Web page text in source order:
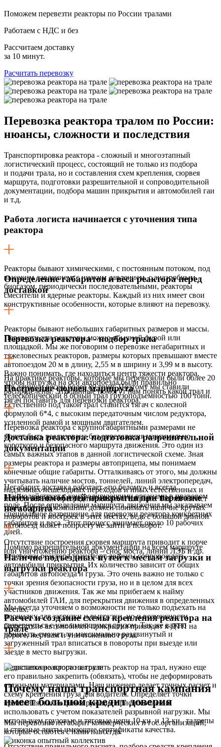
Поможем перевезти реакторы по России тралами
Работаем с НДС и без
Рассчитаем доставку
за 10 минут.
Расчитать перевозку
Перевозка реактора тралом по России:
нюансы, сложности и последствия
Транспортировка реактора - сложный и многоэтапный
логистический процесс, состоящий не только из подбора
и подачи трала, но и составления схем крепления, сюрвея
маршрута, подготовки разрешительной и сопроводительной
документации, подбора машин прикрытия и автомобилей гаи
и т.д.
Работа логиста начинается с уточнения типа
реактора
Реакторы бывают химическими, с постоянным потоком, под
высоким давлением, с низким давлением, с анаэробным
биогазом, периодически последовательными, реакторы
смесители и ядерные реакторы. Каждый из них имеет свои
конструктивные особенности, которые влияют на перевозку.
Определение габаритов и веса реактора перед
доставкой
Реакторы бывают небольших габаритных размеров и массы.
Перевезти эти реакторы можно обычной фурой или
площадкой. Мы же поговорим о перевозке негабаритных и
тяжеловесных реакторов, размеры которых превышают вместе
автопоездом 20 м в длину, 2,55 м в ширину и 3,99 м в высоту.
Важно понимать, где находиться центр тяжести реактора,
чтобы нагрузка на оси автопоезда были правильно
распределены. Эти данные помогут нам понять какой трал и
тягач поставить для перевозки реактора.
Перевозка реактора - подбор трала
На практике реакторы, которые мы перевозили были более 20
м в длину и весом более 80 тонн. Поэтому мы ставили
телескопический 8 осный трал грузоподъемностью 100 тонн.
Естественно под такой трал ставится тягач с колесной
формулой 6*4, с высоким передаточным числом редуктора,
усиленной рамой и мощным двигателем.
Построение сюрвея маршрута
Перевозка реактора с крупногабаритными размерами не
может быть реализована без определения максимально
короткого и безопасного маршрута движения. Это один из
самых важных этапов в данной логистической схеме. Зная
размеры реактора и размеры автоприцепа, мы понимаем
конечные общие габариты. Отталкиваясь от этого, мы должны
учитывать наличие мостов, тоннелей, линий электропередач,
надземных пешеходных переходов и иных естественных и
искусственных преград по высоте и ширине. Так же логист
транспортной компании должен понимать наличие крутых
поворотов и построек в этих местах, ведь с большой длиной
автопоезд может попросту не зайти в поворот.
Отсутствие построения сюрвея маршрута приводит к порче
или уничтожению реактора – снос моста, линий ЛЭБ и др.
Доставка реактора: подготовка разрешительной
документации
Негабарит доставка работает «по белому» и всегда
взаимодействует с контролирующими органами в правовом
поле. После определения маршрута движения мы заказываем
специальное разрешение для перевозки реактора конкретных
габаритов и веса. Этот процесс занимает около 10 рабочих
дней.
Найм автомобилей прикрытия при перевозке
негабарита
Помимо разрешительной документации на всем маршруте
перевозки реактора транспорт должны сопровождать
автомобили прикрытия. Их количество зависит от общих
габаритов автопоезда и груза. Это очень важно не только с
точки зрения безопасности груза, но и в целом для всех
участников движения. Так же мы прибегаем к найму
автомобилей ГАИ, для перекрытия движения в определенных
местах.
Отсутствие автомобилей прикрытия приводит к ДТП на
дороге, жертвам и уничтожению груза.
Наличие подъездных путей к местам загрузки и
выгрузки реактора
Мы всегда уточняем о возможности не только подъехать на
площадку для загрузки и выгрузки, но и возможности
развернуться с уже имеющимся грузом. Так же важно
понимать сможет ли максимально раздвинутый и
загруженный трал вписаться в повороты при выезде или
заезде в место выгрузки.
Расчет и создание схемы крепления реактора на
трале
Недостаточно просто загрузить реактор на трал, нужно еще
его правильно закрепить (обвязать), чтобы не деформировать
стяжными материалами. Наш инженер делает точных расчет и
схему крепления груза для водителя. Определяет точки
крепления, какие фиксирующие приспособления
использовать с учетом показателей разрывной нагрузки. Мы
используем грузовые и тяговые цепи 10-ки и 13-ки , талрепы
и стяжные ленты имеющие сертификаты качества.
Почему наша транспортная кампания
имеет большой кредит доверия
Мы перевозим негабарит коммерческих и гос.организаций,
которые остаются с нами навсегда.